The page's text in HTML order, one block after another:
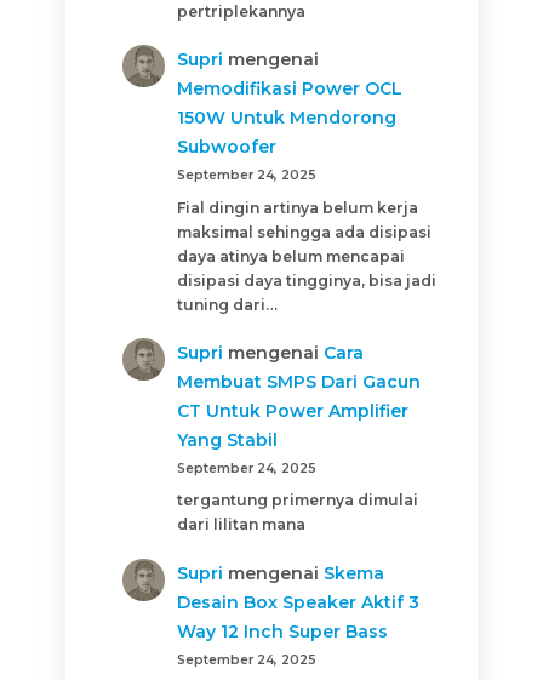
pertriplekannya
Supri mengenai
Memodifikasi Power OCL
150W Untuk Mendorong
Subwoofer
September 24, 2025
Fial dingin artinya belum kerja
maksimal sehingga ada disipasi
daya atinya belum mencapai
disipasi daya tingginya, bisa jadi
tuning dari…
Supri mengenai Cara
Membuat SMPS Dari Gacun
CT Untuk Power Amplifier
Yang Stabil
September 24, 2025
tergantung primernya dimulai
dari lilitan mana
Supri mengenai Skema
Desain Box Speaker Aktif 3
Way 12 Inch Super Bass
September 24, 2025